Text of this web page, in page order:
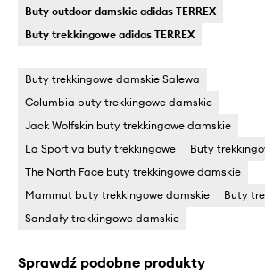
Buty outdoor damskie adidas TERREX
Buty trekkingowe adidas TERREX
Buty trekkingowe damskie Salewa
Columbia buty trekkingowe damskie
Jack Wolfskin buty trekkingowe damskie
La Sportiva buty trekkingowe
Buty
The North Face buty trekkingowe damskie
Mammut buty trekkingowe damskie
Buty
Sandały trekkingowe damskie
Sprawdź podobne produkty